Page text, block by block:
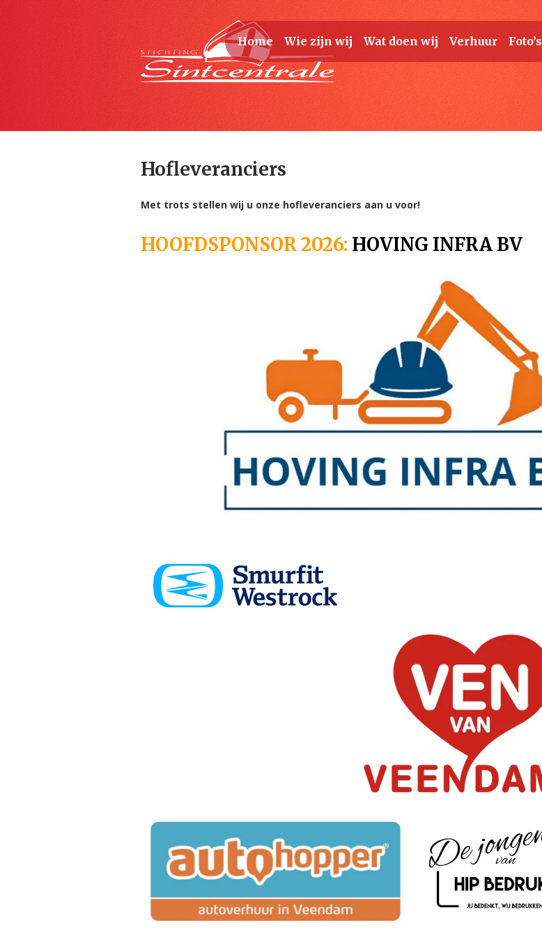
Home Wie zijn wij Wat doen wij Verhuur Foto’s
Hofleveranciers
Met trots stellen wij u onze hofleveranciers aan u voor!
HOOFDSPONSOR 2026: HOVING INFRA BV